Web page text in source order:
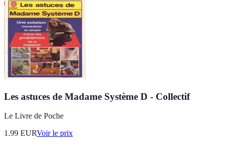
Les astuces de Madame Système D - Collectif
Le Livre de Poche
1.99 EURVoir le prix